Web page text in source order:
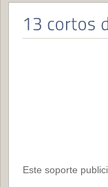
Este soporte